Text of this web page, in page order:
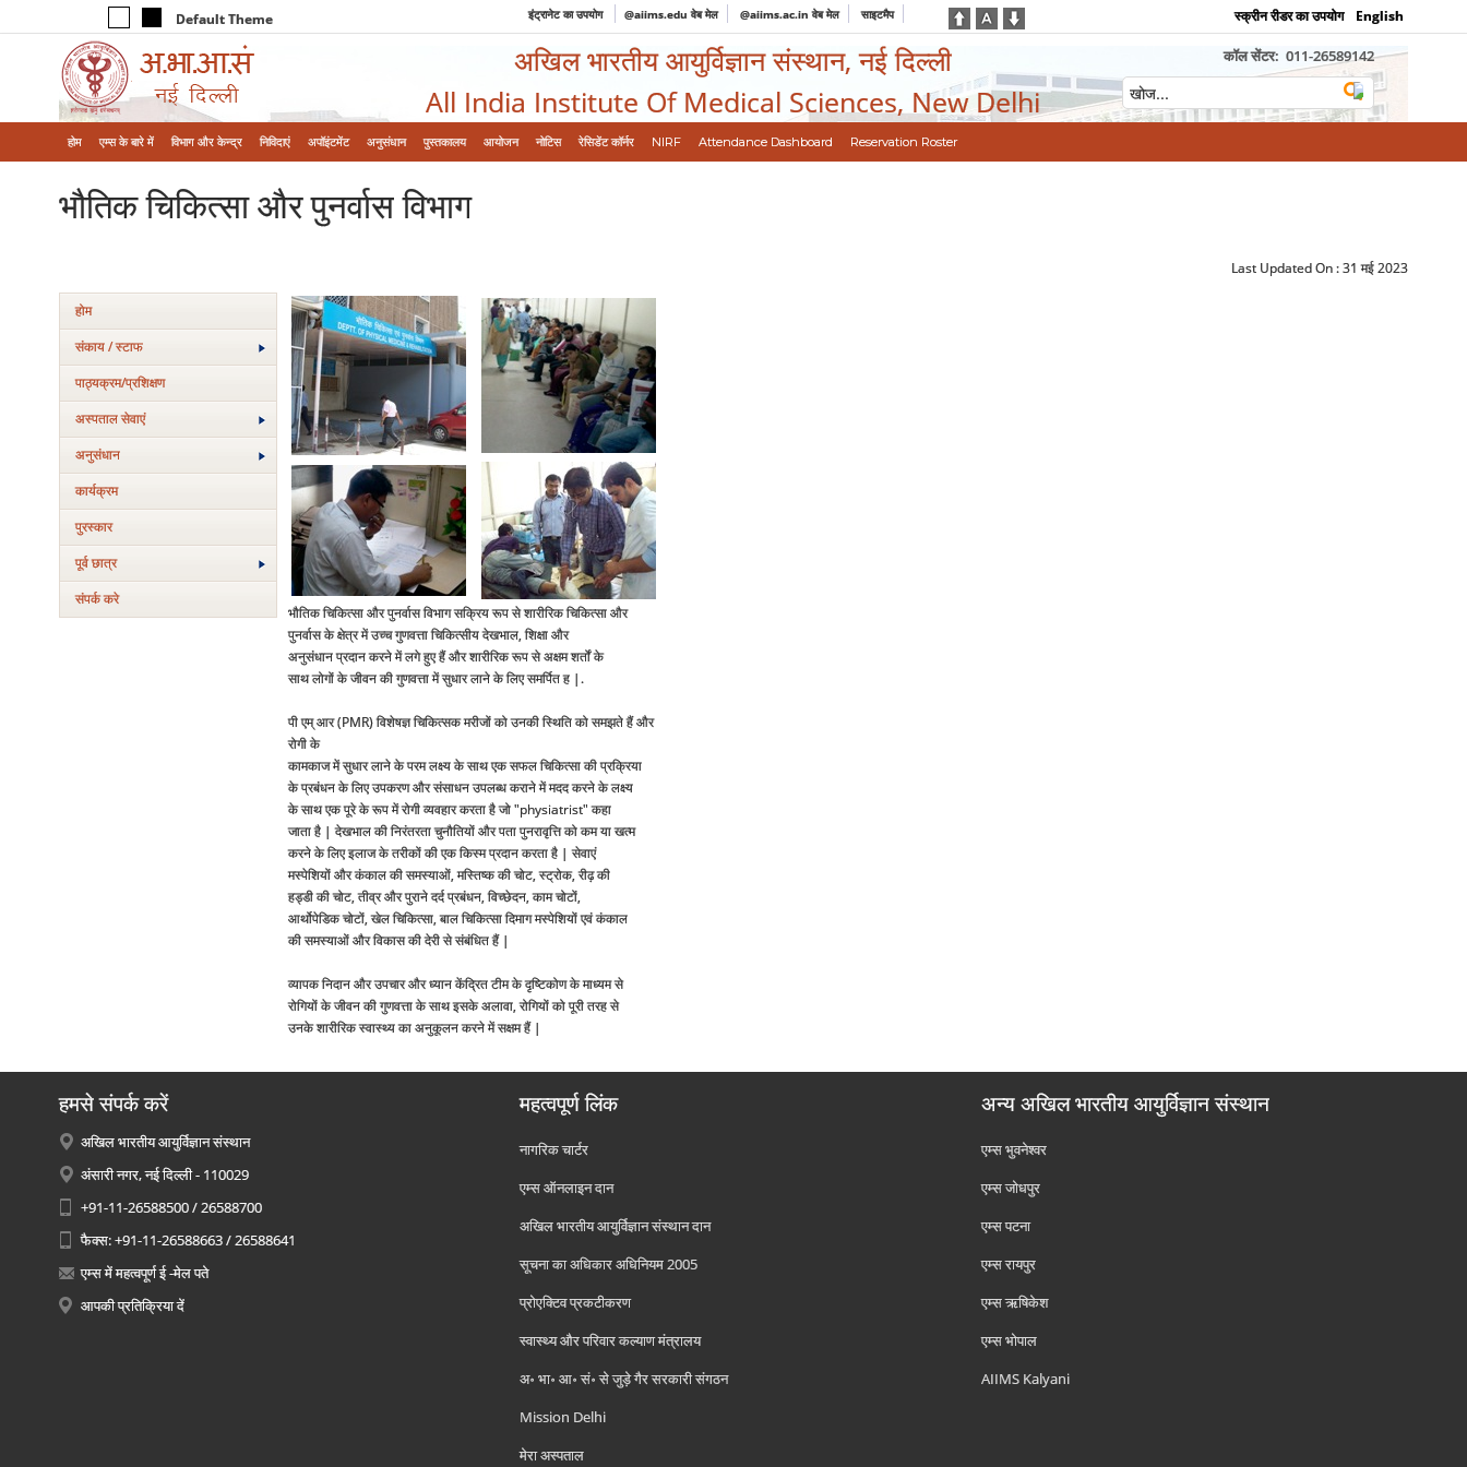
Default Theme इंट्रानेट का उपयोग @aiims.edu वेब मेल @aiims.ac.in वेब मेल साइटमैप स्क्रीन रीडर का उपयोग English
अखिल भारतीय आयुर्विज्ञान संस्थान, नई दिल्ली
All India Institute Of Medical Sciences, New Delhi
कॉल सेंटर: 011-26589142
होम एम्‍स के बारे में विभाग और केन्‍द्र निविदाएं अपॉइंटमेंट अनुसंधान पुस्तकालय आयोजन नोटिस रेसिडेंट कॉर्नर NIRF Attendance Dashboard Reservation Roster
भौतिक चिकित्सा और पुनर्वास विभाग
Last Updated On :31 मई 2023
होम
संकाय / स्टाफ
पाठ्यक्रम/प्रशिक्षण
अस्‍पताल सेवाएं
अनुसंधान
कार्यक्रम
पुरस्‍कार
पूर्व छात्र
संपर्क करे
भौतिक चिकित्सा और पुनर्वास विभाग सक्रिय रूप से शारीरिक चिकित्सा और
पुनर्वास के क्षेत्र में उच्च गुणवत्ता चिकित्सीय देखभाल, शिक्षा और
अनुसंधान प्रदान करने में लगे हुए हैं और शारीरिक रूप से अक्षम शर्तों के
साथ लोगों के जीवन की गुणवत्ता में सुधार लाने के लिए समर्पित ह |.
पी एम् आर (PMR) विशेषज्ञ चिकित्सक मरीजों को उनकी स्थिति को समझते हैं और
रोगी के
कामकाज में सुधार लाने के परम लक्ष्य के साथ एक सफल चिकित्सा की प्रक्रिया
के प्रबंधन के लिए उपकरण और संसाधन उपलब्ध कराने में मदद करने के लक्ष्य
के साथ एक पूरे के रूप में रोगी व्यवहार करता है जो "physiatrist" कहा
जाता है | देखभाल की निरंतरता चुनौतियों और पता पुनरावृत्ति को कम या खत्म
करने के लिए इलाज के तरीकों की एक किस्म प्रदान करता है | सेवाएं
मस्पेशियों और कंकाल की समस्याओं, मस्तिष्क की चोट, स्ट्रोक, रीढ़ की
हड्डी की चोट, तीव्र और पुराने दर्द प्रबंधन, विच्छेदन, काम चोटों,
आर्थोपेडिक चोटों, खेल चिकित्सा, बाल चिकित्सा दिमाग मस्पेशियों एवं कंकाल
की समस्याओं और विकास की देरी से संबंधित हैं |
व्यापक निदान और उपचार और ध्यान केंद्रित टीम के दृष्टिकोण के माध्यम से
रोगियों के जीवन की गुणवत्ता के साथ इसके अलावा, रोगियों को पूरी तरह से
उनके शारीरिक स्वास्थ्य का अनुकूलन करने में सक्षम हैं |
हमसे संपर्क करें
अखिल भारतीय आयुर्विज्ञान संस्थान
अंसारी नगर, नई दिल्ली - 110029
+91-11-26588500 / 26588700
फैक्स: +91-11-26588663 / 26588641
एम्स में महत्वपूर्ण ई -मेल पते
आपकी प्रतिक्रिया दें
महत्वपूर्ण लिंक
नागरिक चार्टर
एम्स ऑनलाइन दान
अखिल भारतीय आयुर्विज्ञान संस्थान दान
सूचना का अधिकार अधिनियम 2005
प्रोएक्टिव प्रकटीकरण
स्वास्थ्य और परिवार कल्याण मंत्रालय
अ॰ भा॰ आ॰ सं॰ से जुड़े गैर सरकारी संगठन
Mission Delhi
मेरा अस्पताल
अन्य अखिल भारतीय आयुर्विज्ञान संस्थान
एम्‍स भुवनेश्वर
एम्‍स जोधपुर
एम्‍स पटना
एम्‍स रायपुर
एम्‍स ऋषिकेश
एम्‍स भोपाल
AIIMS Kalyani